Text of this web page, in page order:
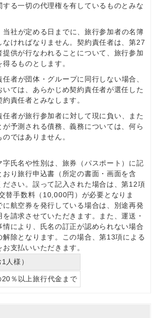
する一切の代理権を有しているものとみな
当社が定める日までに、旅行参加者の名簿
なければなりません。契約責任者は、第27
提供が行なわれることについて、旅行参加
るものとします。
者が団体・グループに同行しない場合、
いては、あらかじめ契約責任者が選任した
責任者とみなします。
任者が旅行参加者に対して現に負い、また
が予測される債務、義務については、何ら
ではありません。
字氏名や性別は、旅券（パスポート）に記
おり旅行申込書（所定の書面・画面を含
ださい。誤って記入された場合は、第12項
替手数料（10,000円）が必要となりま
に航空券を発行している場合は、別途再発
を請求させていただきます。また、運送・
情により、氏名の訂正が認められない場合
解除となります。この場合、第13項による
支払いいただきます。
人様）
％以上旅行代金まで